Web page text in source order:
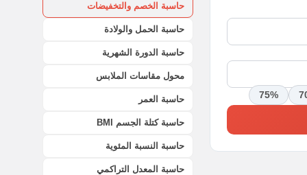
75%
حاسبة الخصم والتخفيضات
حاسبة الحمل والولادة
حاسبة الدورة الشهرية
محول مقاسات الملابس
حاسبة العمر
حاسبة كتلة الجسم BMI
حاسبة النسبة المئوية
حاسبة المعدل التراكمي